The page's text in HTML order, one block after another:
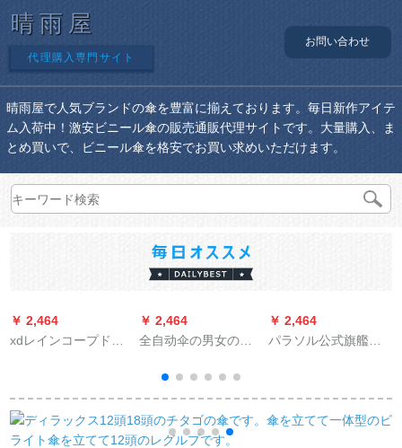
晴雨屋
代理購入専門サイト
お問い合わせ
晴雨屋で人気ブランドの傘を豊富に揃えております。毎日新作アイテ
ム入荷中！激安ビニール傘の販売通販代理サイトです。大量購入、ま
とめ買いで、ビニール傘を格安でお買い求めいただけます。
￥ 2,464
xdレインコープドレ
の電気自動車1人で全
身大人1人分のレイン
コートペ。
￥ 2,464
全自动伞の男女の长
つの折り畳伞は晴雨
の両用伞のままにし
ます。柄の进级版の
10骨の黒を固めま
￥ 2,464
パラソル公式旗艦店
折り印紙サーンシェ
ンド1米色55 cm*8 k